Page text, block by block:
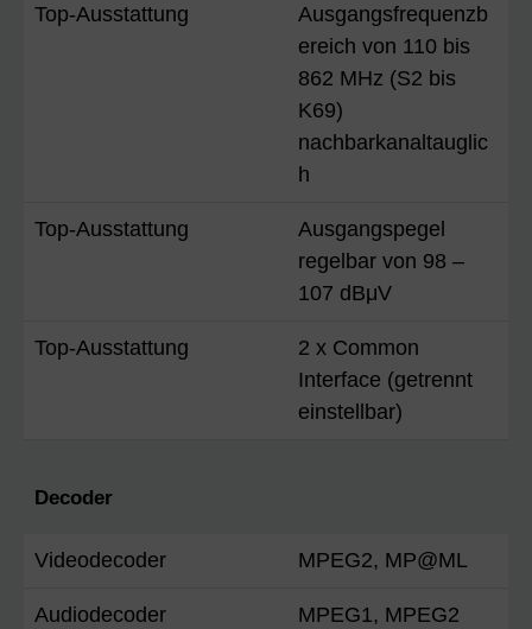
Top-Ausstattung
Ausgangsfrequenzb
ereich von 110 bis
862 MHz (S2 bis
K69)
nachbarkanaltauglic
h
Top-Ausstattung
Ausgangspegel
regelbar von 98 –
107 dBμV
Top-Ausstattung
2 x Common
Interface (getrennt
einstellbar)
Decoder
Videodecoder MPEG2, MP@ML
Audiodecoder MPEG1, MPEG2